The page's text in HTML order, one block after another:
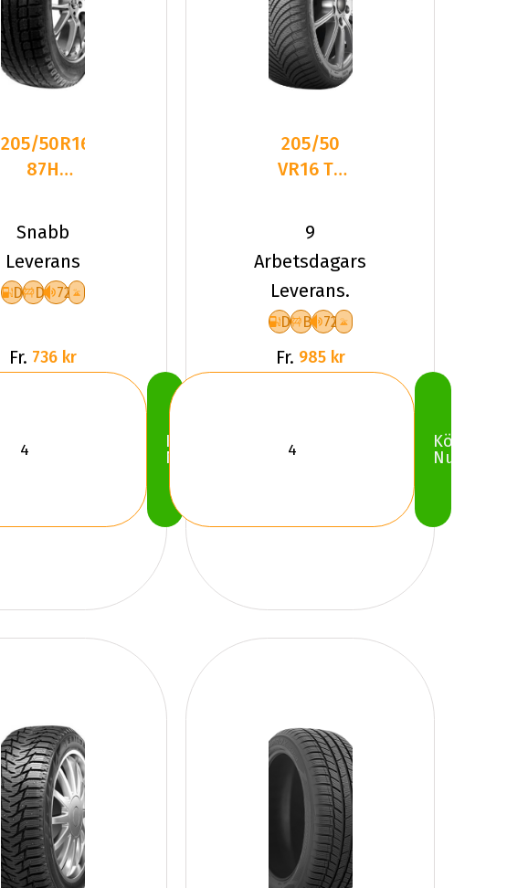
205/50R16
87H
Trek M7
MFS
Friktion
Snabb
Leverans
D D 72
Fr. 736 kr
Köp
Nu
205/50
VR16 TL
KUMHO
SOLUS 4S
HA32
9
Arbetsdagars
Leverans.
D B 72
Fr. 985 kr
Köp
Nu